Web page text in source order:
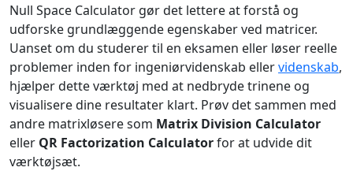
Null Space Calculator gør det lettere at forstå og
udforske grundlæggende egenskaber ved matricer.
Uanset om du studerer til en eksamen eller løser reelle
problemer inden for ingeniørvidenskab ellervidenskab,
hjælper dette værktøj med at nedbryde trinene og
visualisere dine resultater klart. Prøv det sammen med
andre matrixløsere som Matrix Division Calculator
eller QR Factorization Calculatorfor at udvide dit
værktøjsæt.